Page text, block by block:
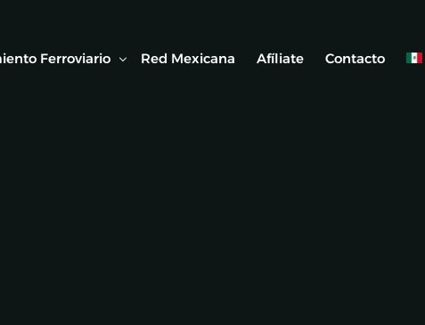
Ferroviario
Ferroviaria
Red Mexicana Afíliate Contacto